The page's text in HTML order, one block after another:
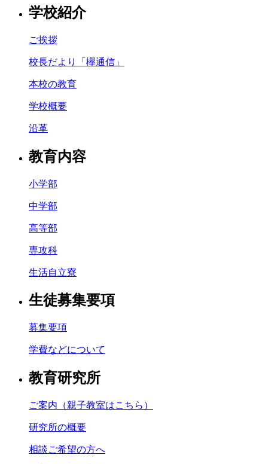
学校紹介
ご挨拶
校長だより「欅通信」
本校の教育
学校概要
沿革
教育内容
小学部
中学部
高等部
専攻科
生活自立寮
生徒募集要項
募集要項
学費などについて
教育研究所
ご案内（親子教室はこちら）
研究所の概要
相談ご希望の方へ